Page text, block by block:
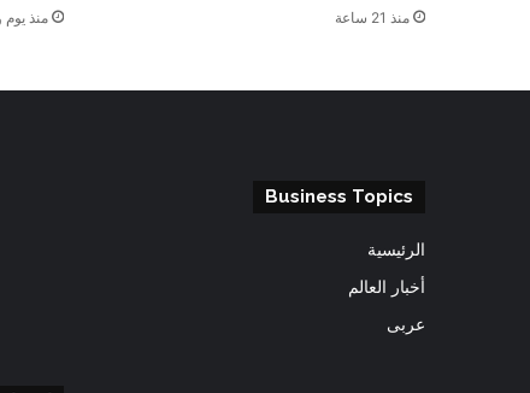
منذ 21 ساعة منذ يوم
Business Topics
الرئيسية
أخبار العالم
عربى